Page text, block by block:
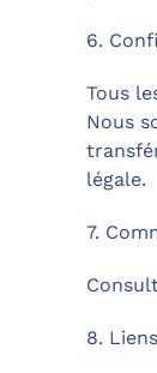
6.
Tous
Nous
légale.
7.
8.